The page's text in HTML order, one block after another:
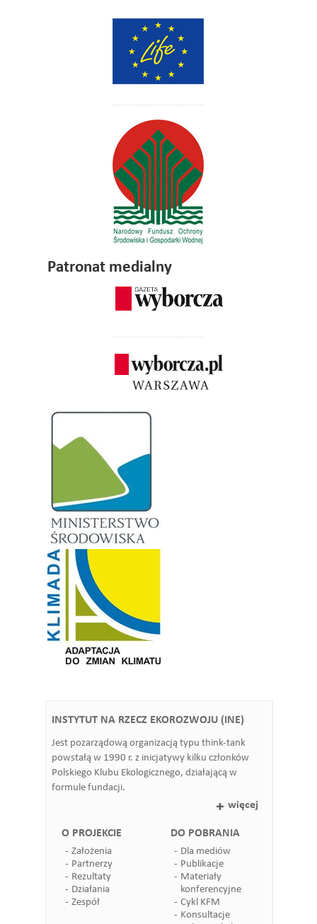
Patronat medialny
INSTYTUT NA RZECZ EKOROZWOJU (INE)
Jest pozarządową organizacją typu think-tank
powstałą w 1990 r. z inicjatywy kilku członków
Polskiego Klubu Ekologicznego, działającą w
formule fundacji.
więcej
O PROJEKCIE
Założenia
Partnerzy
Rezultaty
Działania
Zespół
DO POBRANIA
Dla mediów
Publikacje
Materiały
konferencyjne
Cykl KFM
Konsultacje